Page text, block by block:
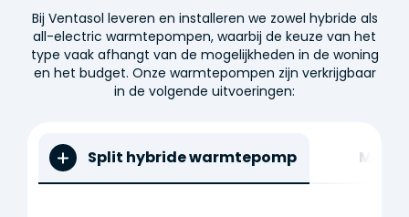
Bij Ventasol leveren en installeren we zowel hybride als
all-electric warmtepompen, waarbij de keuze van het
type vaak afhangt van de mogelijkheden in de woning
en het budget. Onze warmtepompen zijn verkrijgbaar
in de volgende uitvoeringen:
Split hybride warmtepomp